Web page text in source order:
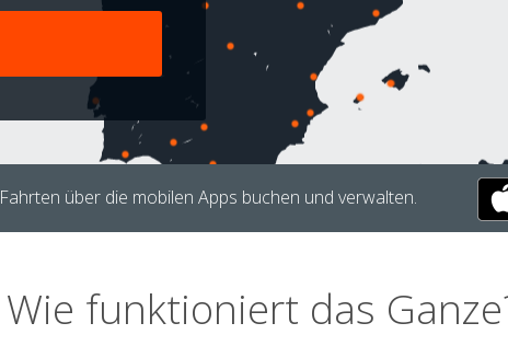
Fahrten über die mobilen Apps buchen und verwalten.
Wie funktioniert das